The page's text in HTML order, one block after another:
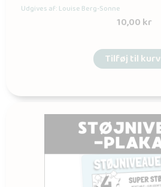
Udgives af: Louise Berg-Sonne
10,00kr
Tilføj til kurv